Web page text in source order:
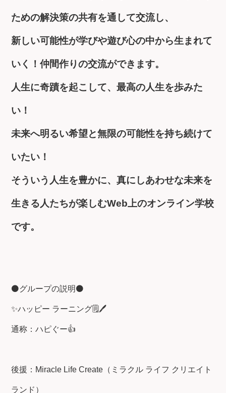
ための解決策の共有を通して交流し、
新しい可能性が学びや遊び心の中から生まれて
いく！仲間作りの交流ができます。
人生に奇蹟を起こして、最高の人生を歩みた
い！
未来へ明るい希望と無限の可能性を持ち続けて
いたい！
そういう人生を豊かに、真にしあわせな未来を
生きる人たちが楽しむWeb上のオンライン学校
です。
⚫グループの説明⚫
✨ハッピー ラーニング🗒️🖊️
通称：ハピぐー👍
後援：Miracle Life Create（ミラクル ライフ クリエイト
ランド）